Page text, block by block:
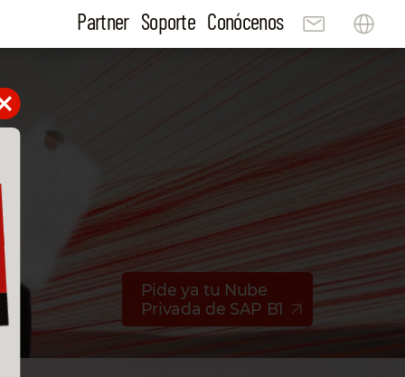
Partner Soporte Conócenos
Pide ya tu Nube
Privada de SAP B1